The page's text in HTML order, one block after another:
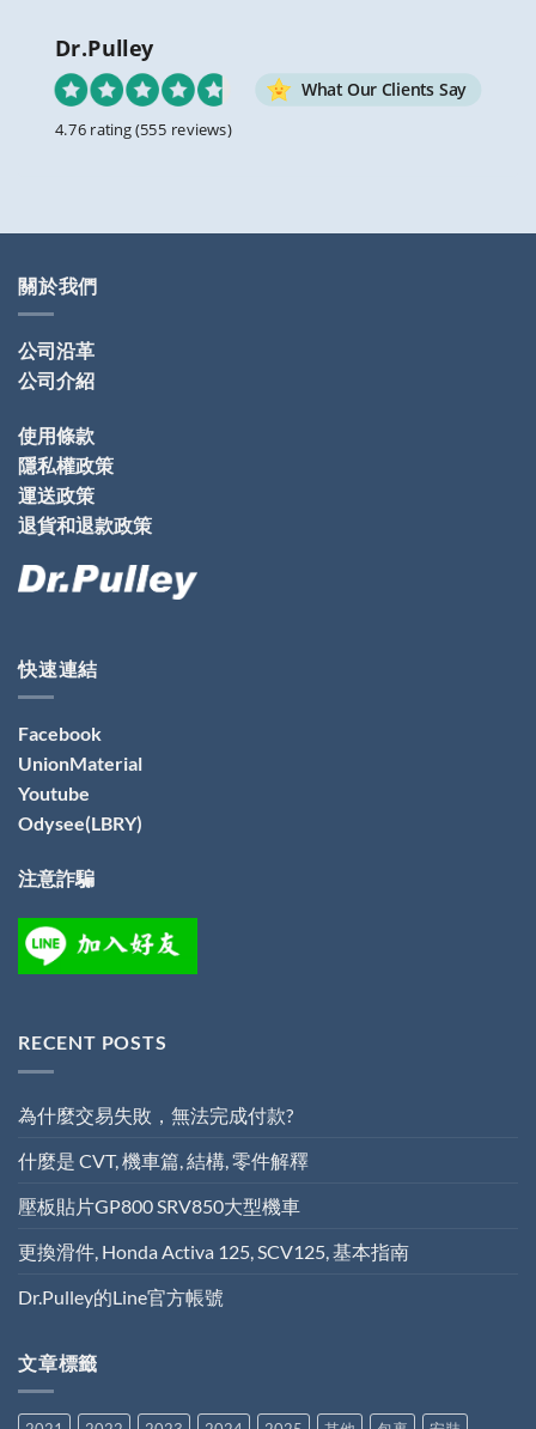
Dr.Pulley
What Our Clients Say
4.76 rating(555 reviews)
關於我們
公司沿革
公司介紹
使用條款
隱私權政策
運送政策
退貨和退款政策
快速連結
Facebook
UnionMaterial
Youtube
Odysee(LBRY)
注意詐騙
RECENT POSTS
為什麼交易失敗，無法完成付款?
什麼是 CVT, 機車篇, 結構, 零件解釋
壓板貼片GP800 SRV850大型機車
更換滑件, Honda Activa 125, SCV125, 基本指南
Dr.Pulley的Line官方帳號
文章標籤